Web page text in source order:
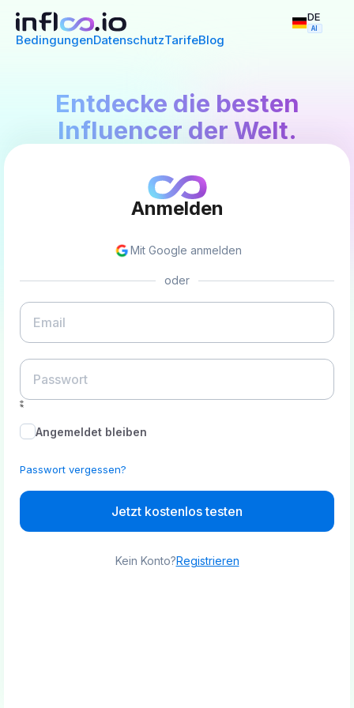
BedingungenDatenschutzTarifeBlog
DE
AI
Entdecke die besten
Influencer der Welt.
Anmelden
Mit Google anmelden
oder
Angemeldet bleiben
Passwort vergessen?
Jetzt kostenlos testen
Kein Konto?Registrieren